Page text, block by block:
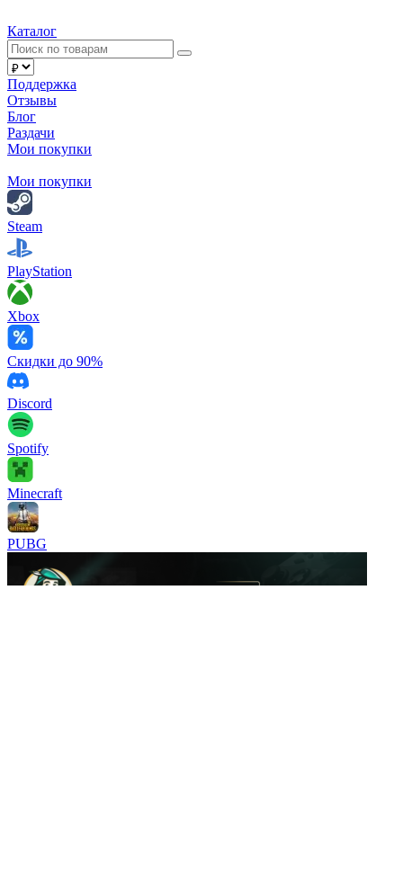
Каталог
Поддержка
Отзывы
Блог
Раздачи
Мои покупки
Мои покупки
Steam
PlayStation
Xbox
Скидки до 90%
Discord
Spotify
Minecraft
PUBG